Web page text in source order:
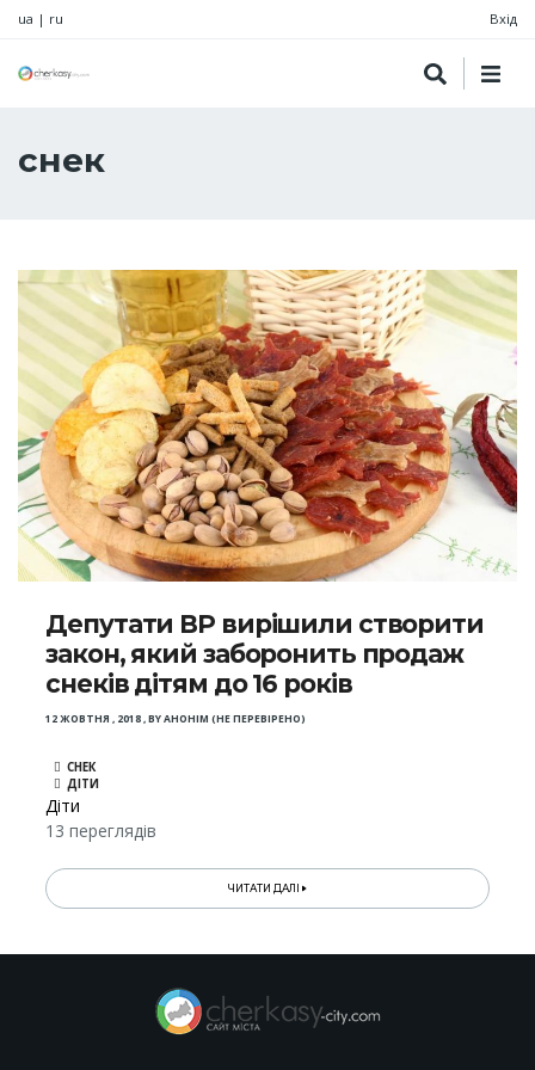
ua | ru Вхід
снек
Депутати ВР вирішили створити
закон, який заборонить продаж
снеків дітям до 16 років
12 ЖОВТНЯ , 2018,BYАНОНІМ (НЕ ПЕРЕВІРЕНО)
СНЕК
ДІТИ
Діти
13 переглядів
ЧИТАТИ ДАЛІ